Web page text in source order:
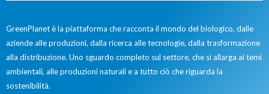
GreenPlanet è la piattaforma che racconta il mondo del biologico, dalle
aziende alle produzioni, dalla ricerca alle tecnologie, dalla trasformazione
alla distribuzione. Uno sguardo completo sul settore, che si allarga ai temi
ambientali, alle produzioni naturali e a tutto ciò che riguarda la
sostenibilità.